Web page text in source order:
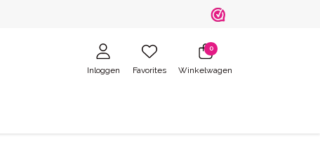
Inloggen Favorites
0
Winkelwagen